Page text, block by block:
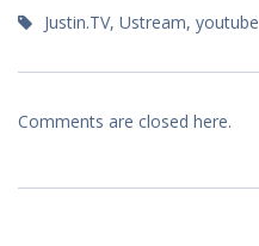
Justin.TV, Ustream, youtube
Comments are closed here.